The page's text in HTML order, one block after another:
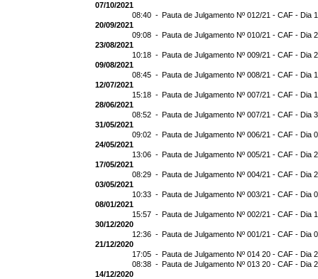
07/10/2021
08:40 - Pauta de Julgamento Nº 012/21 - CAF - Dia
20/09/2021
09:08 - Pauta de Julgamento Nº 010/21 - CAF - Dia
23/08/2021
10:18 - Pauta de Julgamento Nº 009/21 - CAF - Dia
09/08/2021
08:45 - Pauta de Julgamento Nº 008/21 - CAF - Dia
12/07/2021
15:18 - Pauta de Julgamento Nº 007/21 - CAF - Dia
28/06/2021
08:52 - Pauta de Julgamento Nº 007/21 - CAF - Dia
31/05/2021
09:02 - Pauta de Julgamento Nº 006/21 - CAF - Dia
24/05/2021
13:06 - Pauta de Julgamento Nº 005/21 - CAF - Dia
17/05/2021
08:29 - Pauta de Julgamento Nº 004/21 - CAF - Dia
03/05/2021
10:33 - Pauta de Julgamento Nº 003/21 - CAF - Dia
08/01/2021
15:57 - Pauta de Julgamento Nº 002/21 - CAF - Dia
30/12/2020
12:36 - Pauta de Julgamento Nº 001/21 - CAF - Dia
21/12/2020
17:05 - Pauta de Julgamento Nº 014 20 - CAF - Dia
08:38 - Pauta de Julgamento Nº 013 20 - CAF - Dia
14/12/2020